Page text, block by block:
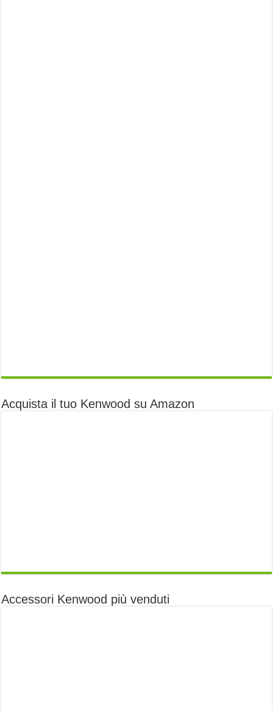
Acquista il tuo Kenwood su Amazon
Accessori Kenwood più venduti